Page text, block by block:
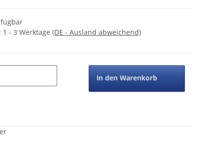
1 - 3 Werktage (DE - Ausland abweichend)
In den Warenkorb